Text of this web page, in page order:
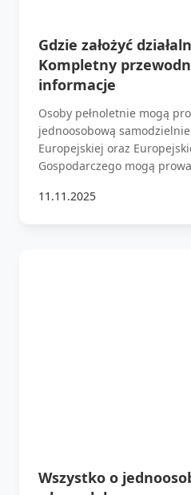
Gdzie założyć
Kompletny
informacje
Osoby pełnoletnie mogą
jednoosobową
Europejskiej oraz
Gospodarczego mogą
11.11.2025
Wszystko o